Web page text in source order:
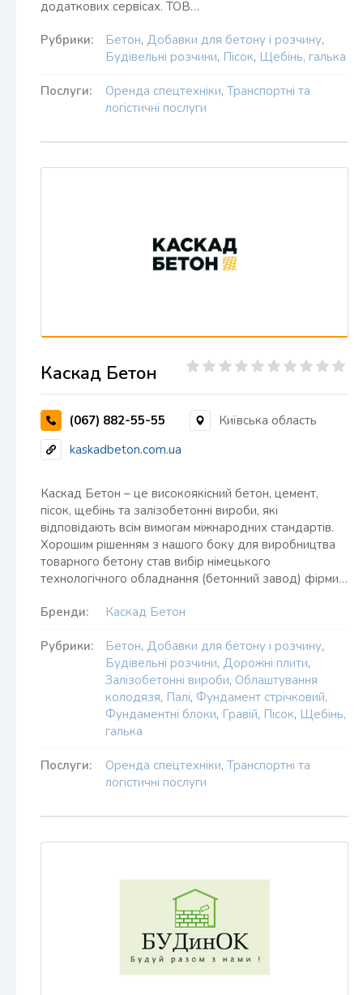
додаткових сервісах. ТОВ…
Рубрики: Бетон, Добавки для бетону і розчину,
Будівельні розчини, Пісок, Щебінь, галька
Послуги: Оренда спецтехніки, Транспортні та
логістичні послуги
Каскад Бетон
(067) 882-55-55
Київська область
kaskadbeton.com.ua
Каскад Бетон – це високоякісний бетон, цемент,
пісок, щебінь та залізобетонні вироби, які
відповідають всім вимогам міжнародних стандартів.
Хорошим рішенням з нашого боку для виробництва
товарного бетону став вибір німецького
технологічного обладнання (бетонний завод) фірми…
Бренди: Каскад Бетон
Рубрики: Бетон, Добавки для бетону і розчину,
Будівельні розчини, Дорожні плити,
Залізобетонні вироби, Облаштування
колодязя, Палі, Фундамент стрічковий,
Фундаментні блоки, Гравій, Пісок, Щебінь,
галька
Послуги: Оренда спецтехніки, Транспортні та
логістичні послуги